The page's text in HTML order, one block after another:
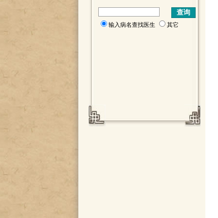
输入病名查找医生 其它